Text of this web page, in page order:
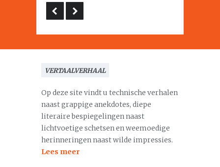
VERTAALVERHAAL
Op deze site vindt u technische verhalen
naast grappige anekdotes, diepe
literaire bespiegelingen naast
lichtvoetige schetsen en weemoedige
herinneringen naast wilde impressies.
Lees meer